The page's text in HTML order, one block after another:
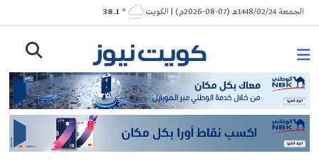
Skip
to
الجمعة 1448/02/24هـ (07-08-2026م) | الكويت ° 38.1